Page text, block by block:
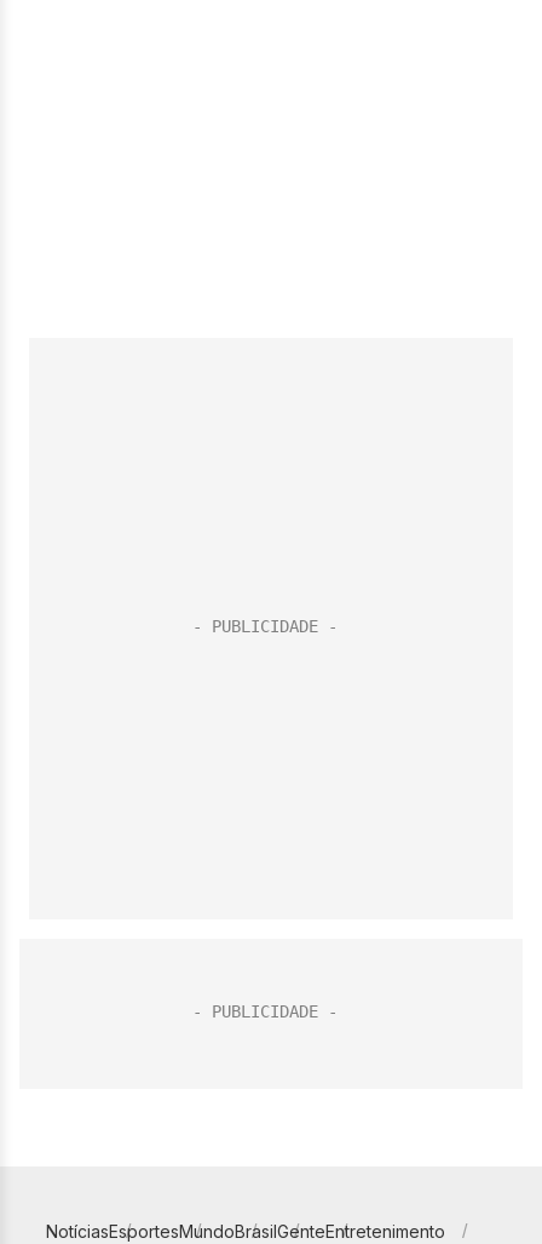
NotíciasEsportesMundoBrasilGenteEntretenimento